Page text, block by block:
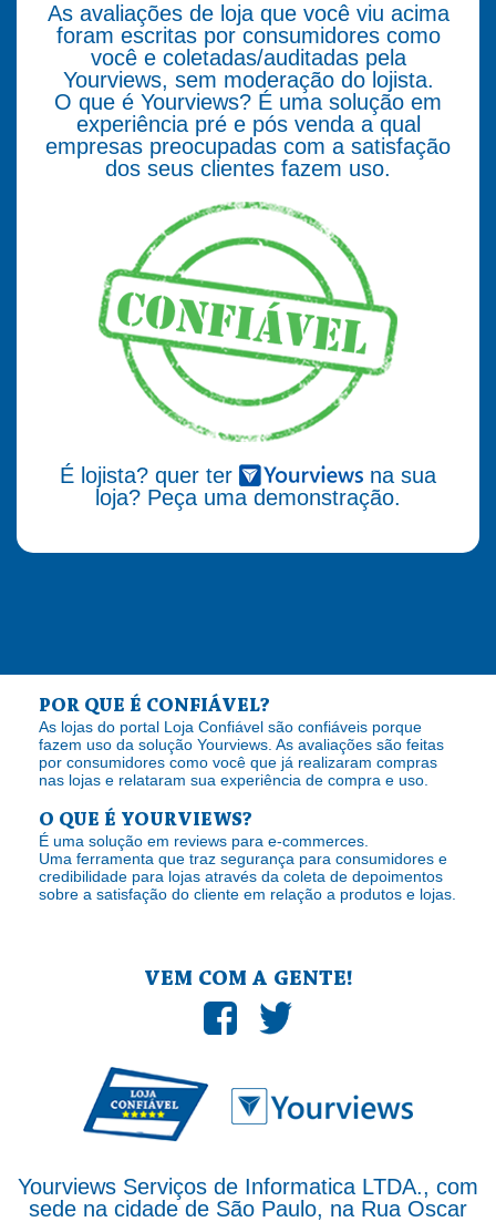
As avaliações de loja que você viu acima
foram escritas por consumidores como
você e coletadas/auditadas pela
Yourviews, sem moderação do lojista.
O que é Yourviews? É uma solução em
experiência pré e pós venda a qual
empresas preocupadas com a satisfação
dos seus clientes fazem uso.
É lojista? quer ter
na sua
loja? Peça uma demonstração.
POR QUE É CONFIÁVEL?
As lojas do portal Loja Confiável são confiáveis porque
fazem uso da solução Yourviews. As avaliações são feitas
por consumidores como você que já realizaram compras
nas lojas e relataram sua experiência de compra e uso.
O QUE É YOURVIEWS?
É uma solução em reviews para e-commerces.
Uma ferramenta que traz segurança para consumidores e
credibilidade para lojas através da coleta de depoimentos
sobre a satisfação do cliente em relação a produtos e lojas.
VEM COM A GENTE!
Yourviews Serviços de Informatica LTDA., com
sede na cidade de São Paulo, na Rua Oscar